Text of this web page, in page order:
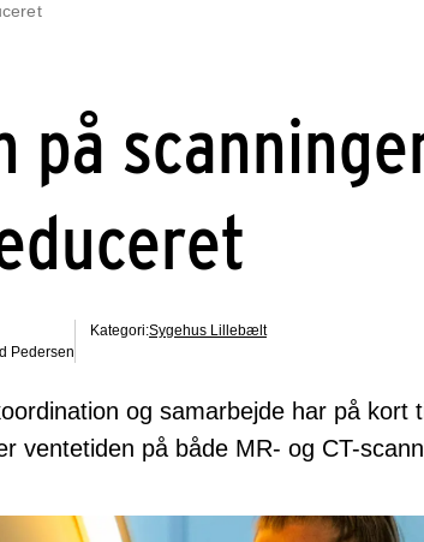
på
Pedersen
Kategori:Sygehus Lillebælt
og samarbejde har på
ventetiden på både MR- og CT-